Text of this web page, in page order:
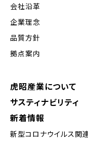
会社沿革
企業理念
品質方針
拠点案内
虎昭産業について
サスティナビリティ
新着情報
新型コロナウイルス関